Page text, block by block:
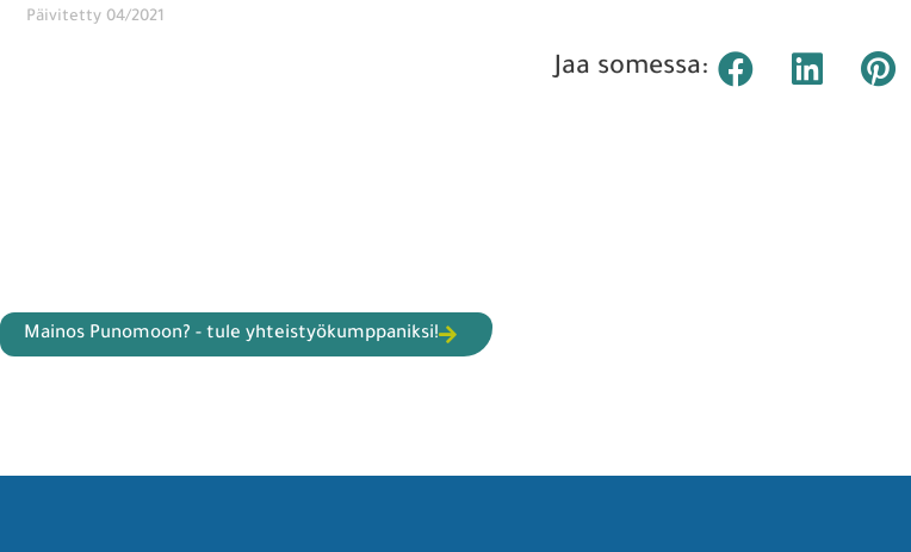
Päivitetty 04/2021
Jaa somessa:
Mainos Punomoon? - tule yhteistyökumppaniksi!